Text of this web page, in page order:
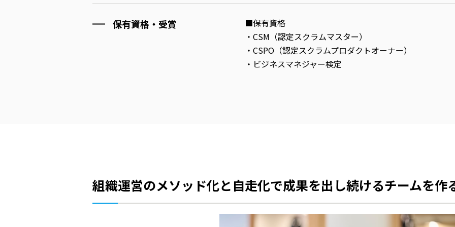
保有資格・受賞
■保有資格
・CSM（認定スクラムマスター）
・CSPO（認定スクラムプロダクトオーナー）
・ビジネスマネジャー検定
組織運営のメソッド化と自走化で成果を出し続けるチームを作